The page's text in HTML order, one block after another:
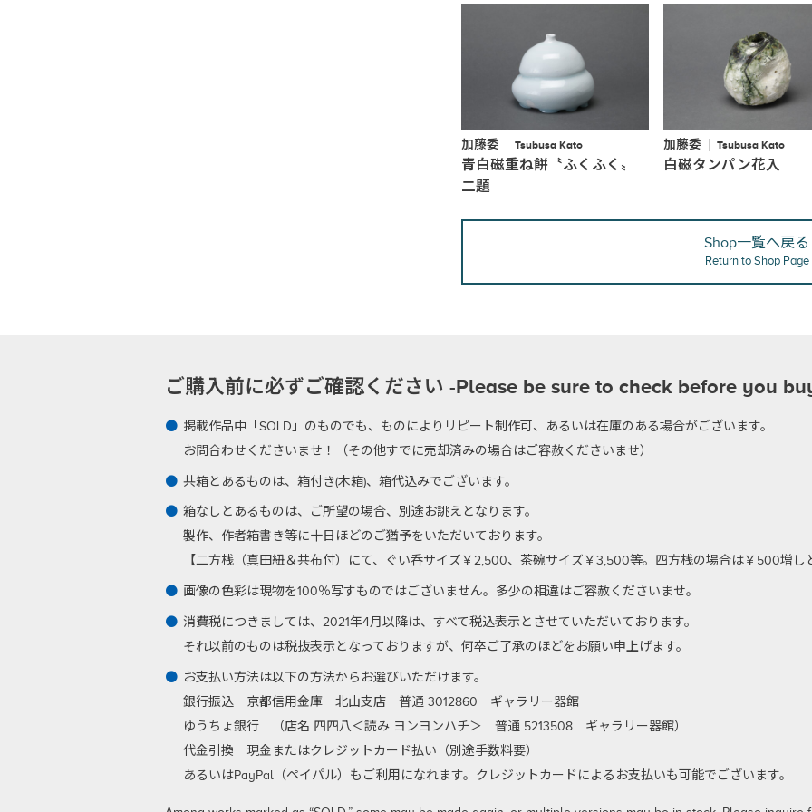
加藤委 Tsubusa Kato
青白磁重ね餅〝ふくふく〟
二題
加藤委 Tsubusa Kato
白磁タンパン花入
Shop一覧へ戻る
Return to Shop Page
ご購入前に必ずご確認ください -Please be sure to check before you
掲載作品中「SOLD」のものでも、ものによりリピート制作可、あるいは在庫のある場合がございます。
お問合わせくださいませ！（その他すでに売却済みの場合はご容赦くださいませ）
共箱とあるものは、箱付き(木箱)、箱代込みでございます。
箱なしとあるものは、ご所望の場合、別途お誂えとなります。
製作、作者箱書き等に十日ほどのご猶予をいただいております。
【二方桟（真田紐＆共布付）にて、ぐい呑サイズ￥2,500、茶碗サイズ￥3,500等。四方桟の場合は￥500増し
画像の色彩は現物を100％写すものではございません。多少の相違はご容赦くださいませ。
消費税につきましては、2021年4月以降は、すべて税込表示とさせていただいております。
それ以前のものは税抜表示となっておりますが、何卒ご了承のほどをお願い申上げます。
お支払い方法は以下の方法からお選びいただけます。
銀行振込 京都信用金庫 北山支店 普通 3012860 ギャラリー器館
ゆうちょ銀行 （店名 四四八＜読み ヨンヨンハチ＞ 普通 5213508 ギャラリー器館）
代金引換 現金またはクレジットカード払い（別途手数料要）
あるいはPayPal（ペイパル）もご利用になれます。クレジットカードによるお支払いも可能でございます。